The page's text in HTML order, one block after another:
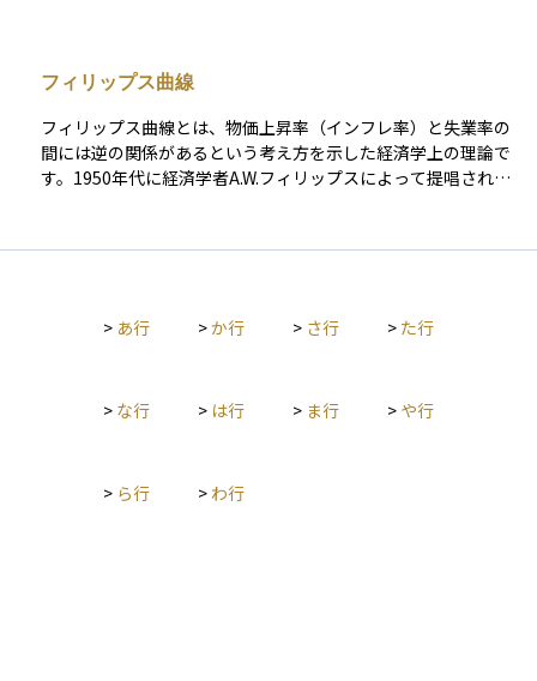
見通しを立てやすくなり、経済活動が安定しやすくなるという
効果があります。資産運用においても、物価の上昇はお金の価
値を減らす要因となるため、インフレ目標は投資判断の重要な
参考情報になります。
フィリップス曲線
フィリップス曲線とは、物価上昇率（インフレ率）と失業率の
間には逆の関係があるという考え方を示した経済学上の理論で
す。1950年代に経済学者A.W.フィリップスによって提唱され、
良くなって雇用が増えると労働者の賃金が上がり、それがコス
失業の同時発生）などの現象により、この単純な関係は常に成
リップス曲線が用いられ、中央銀行の金融政策においても、イ
> あ行 >か行 > さ行 > た行
> な行 > は行 > ま行 > や行
> ら行 > わ行